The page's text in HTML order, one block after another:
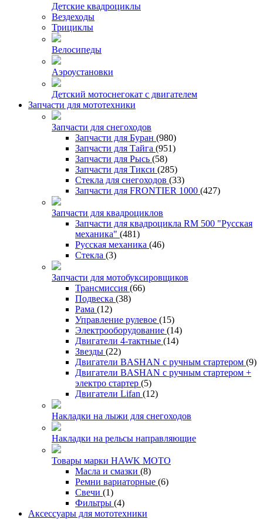
Детские квадроциклы
Вездеходы
Трициклы
Велосипеды
Аэроустановки
Детский мотоснегокат с двигателем
Запчасти для мототехники
Запчасти для снегоходов
Запчасти для Буран (980)
Запчасти для Тайга (951)
Запчасти для Рысь (58)
Запчасти для Тикси (285)
Стекла для снегоходов (33)
Запчасти для FRONTIER 1000 (427)
Запчасти для квадроциклов
Запчасти для квадроцикла RM 500 "Русская
механика" (481)
Русская механика (46)
Стекла (3)
Запчасти для мотобуксировщиков
Трансмиссия (66)
Подвеска (38)
Рама (12)
Управление рулевое (15)
Электрооборудование (14)
Двигатели 4-тактные (14)
Звезды (22)
Двигатели BASHAN с ручным стартером (9)
Двигатели BASHAN с ручным стартером +
электро стартер (5)
Двигатели Lifan (12)
Накладки на лыжи для снегоходов
Накладки на рельсы направляющие
Товары марки HAWK MOTO
Масла и смазки (8)
Ремни вариаторные (6)
Свечи (1)
Фильтры (4)
Аксессуары для мототехники